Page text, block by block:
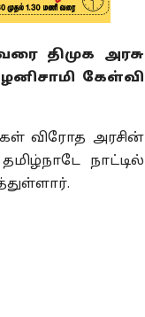
திமுக அரசு
கேள்வி
விரோத அரசின்
நாட்டில்